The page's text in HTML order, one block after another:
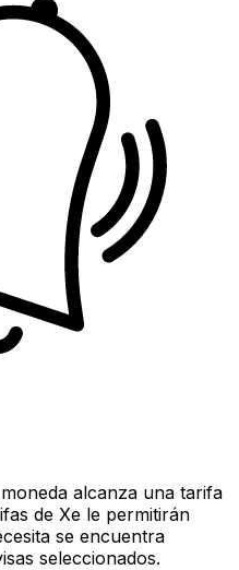
alcanza una tarifa
de Xe le permitirán
se encuentra
seleccionados.